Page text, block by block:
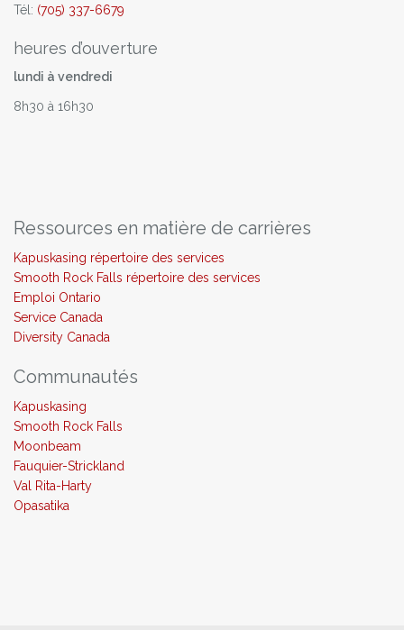
Tél: (705) 337-6679
heures d’ouverture
lundi à vendredi
8h30 à 16h30
Ressources en matière de carrières
Kapuskasing répertoire des services
Smooth Rock Falls répertoire des services
Emploi Ontario
Service Canada
Diversity Canada
Communautés
Kapuskasing
Smooth Rock Falls
Moonbeam
Fauquier-Strickland
Val Rita-Harty
Opasatika